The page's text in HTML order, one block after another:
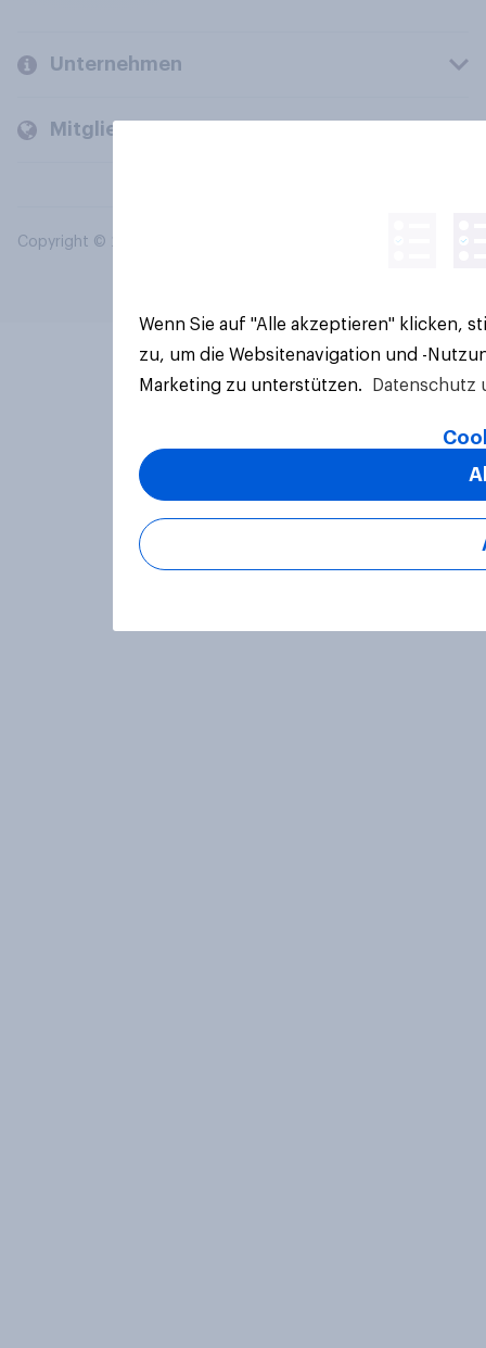
Unternehmen
Mitglieder und Kunden
Copyright © 2026 YouGov PLC. Alle Rechte vorbehalten.
Wenn Sie auf "Alle akzeptieren" klicken,
zu, um die Websitenavigation und -
Marketing zu unterstützen.
Datenschutz